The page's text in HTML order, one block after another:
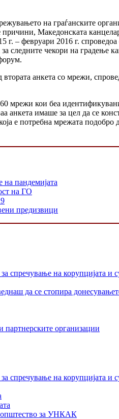
на граѓанските
Македонската
г. – февруари 2016 г.
следните чекори на
анкета со мрежи,
мрежи кои беа
анкета имаше за цел да се
е потребна мрежата подобро
на пандемијата
на ГО
предизвици
спречување на корупцијата
да се стопира
организации
спречување на корупцијата
општество за УНКАК